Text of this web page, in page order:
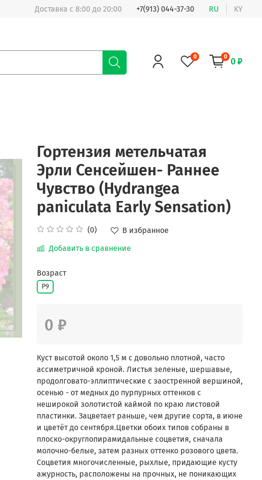
Доставка с 8:00 до 20:00 +7(913) 044-37-30 RU KY
0 0 0 ₽
Гортензия метельчатая
Эрли Сенсейшен- Раннее
Чувство (Hydrangea
paniculata Early Sensation)
(0)
В избранное
Добавить в сравнение
Возраст
Р9
0 ₽
Куст высотой около 1,5 м с довольно плотной, часто
ассиметричной кроной. Листья зеленые, шершавые,
продолговато-эллиптические с заостренной вершиной,
осенью - от медных до пурпурных оттенков с
неширокой золотистой каймой по краю листовой
пластинки. Зацветает раньше, чем другие сорта, в июне
и цветёт до сентября.Цветки обоих типов собраны в
плоско-округлопирамидальные соцветия, сначала
молочно-белые, затем разных оттенко розового цвета.
Соцветия многочисленные, рыхлые, придающие кусту
ажурность, расположены на прочных, не поникающих